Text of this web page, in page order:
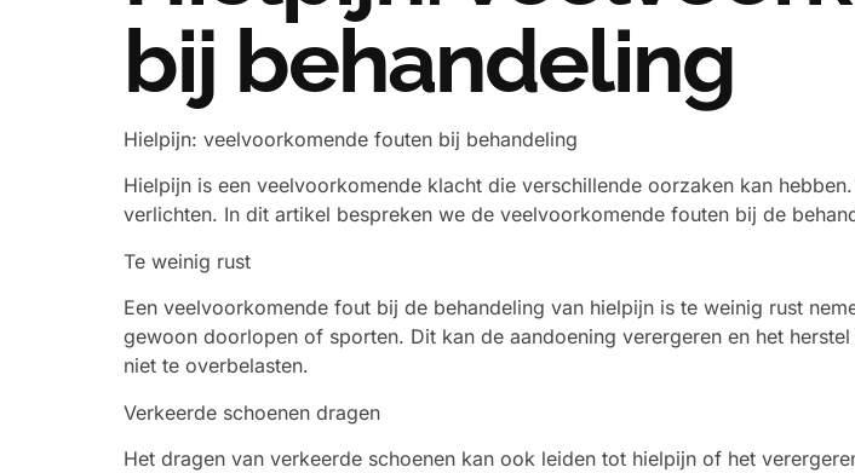
bij behandeling
Hielpijn: veelvoorkomende fouten bij behandeling
Hielpijn is een veelvoorkomende klacht die verschillende oorzaken kan
verlichten. In dit artikel bespreken we de veelvoorkomende fouten bij de
Te weinig rust
Een veelvoorkomende fout bij de behandeling van hielpijn is te weinig rust
gewoon doorlopen of sporten. Dit kan de aandoening verergeren en het
niet te overbelasten.
Verkeerde schoenen dragen
Het dragen van verkeerde schoenen kan ook leiden tot hielpijn of het